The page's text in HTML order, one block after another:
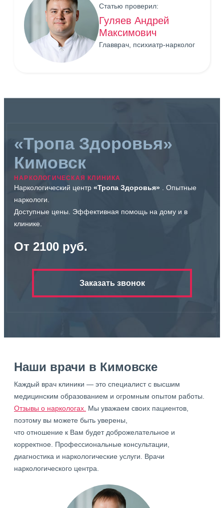
Статью проверил:
Гуляев Андрей
Максимович
Главврач, психиатр-нарколог
«Тропа Здоровья»
Кимовск
НАРКОЛОГИЧЕСКАЯ КЛИНИКА
Наркологический центр «Тропа Здоровья» . Опытные
наркологи.
Доступные цены. Эффективная помощь на дому и в
клинике.
От 2100 руб.
Заказать звонок
Наши врачи в Кимовске
Каждый врач клиники — это специалист с высшим
медицинским образованием и огромным опытом работы.
Отзывы о наркологах. Мы уважаем своих пациентов,
поэтому вы можете быть уверены,
что отношение к Вам будет доброжелательное и
корректное. Профессиональные консультации,
диагностика и наркологические услуги. Врачи
наркологического центра.